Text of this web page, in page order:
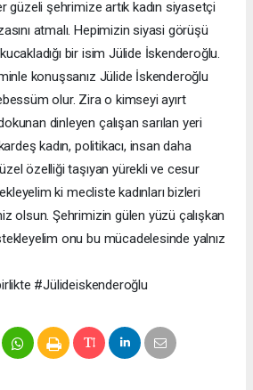
güzeli şehrimize artık kadın siyasetçi
atmalı. Hepimizin siyasi görüşü
bir isim Jülide İskenderoğlu.
konuşsanız Jülide İskenderoğlu
olur. Zira o kimseyi ayırt
dinleyen çalışan sarılan yeri
kadın, politikacı, insan daha
özelliği taşıyan yürekli ve cesur
ki mecliste kadınları bizleri
olsun. Şehrimizin gülen yüzü çalışkan
onu bu mücadelesinde yalnız
#Jülideiskenderoğlu